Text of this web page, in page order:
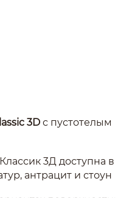
3D с пустотелым
3Д доступна в
антрацит и стоун